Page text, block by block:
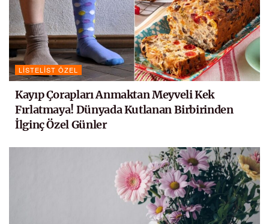
LISTELIST ÖZEL
Kayıp Çorapları Anmaktan Meyveli Kek
Fırlatmaya! Dünyada Kutlanan Birbirinden
İlginç Özel Günler